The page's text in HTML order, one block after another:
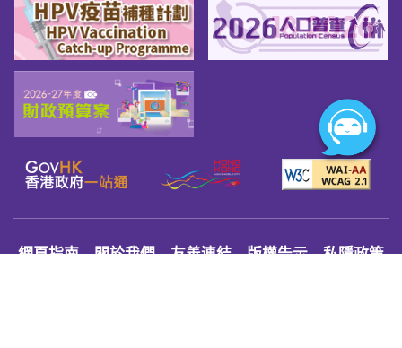
網頁指南 關於我們 友善連結 版權告示
私隱政策